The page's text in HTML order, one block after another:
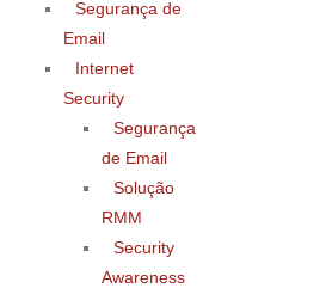
Segurança de
Email
Internet
Security
Segurança
de Email
Solução
RMM
Security
Awareness